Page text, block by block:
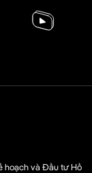
hoạch và Đầu tư Hồ